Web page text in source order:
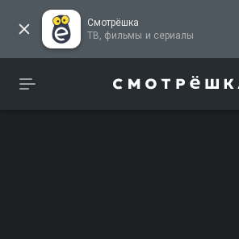
Смотрёшка
ТВ, фильмы и сериалы